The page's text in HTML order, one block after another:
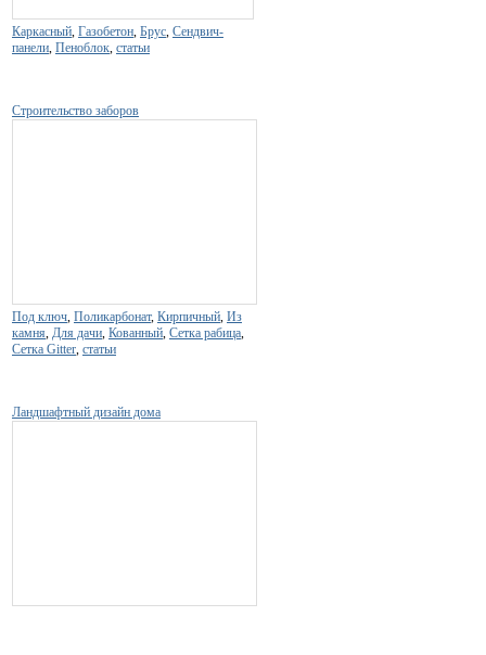
Каркасный Газобетон Брус Сендвич-
панели Пеноблок статьи
Строительство заборов
Под ключ Поликарбонат, Кирпичный Из
камня Для дачи Кованный Сетка рабица
Сетка Gitter статьи
Ландшафтный дизайн дома